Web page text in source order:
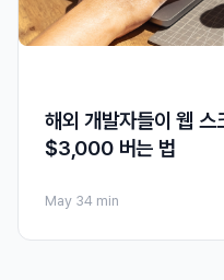
해외 개발자들이 웹
$3,000 버는 법
May 34 min